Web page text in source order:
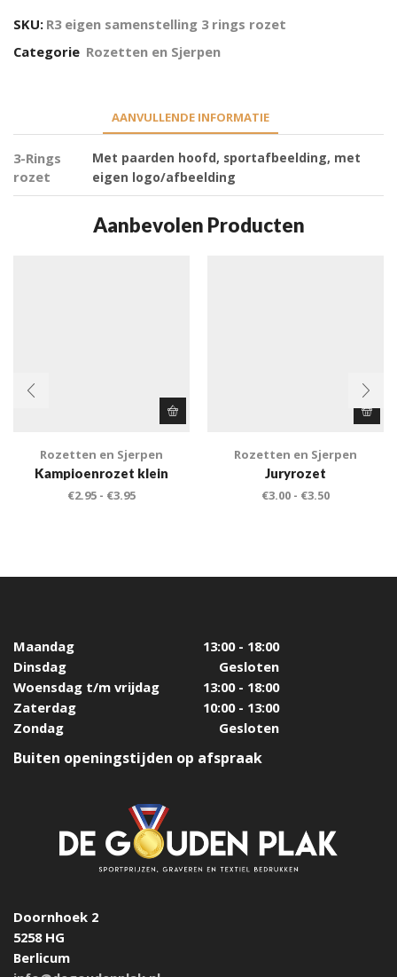
SKU: R3 eigen samenstelling 3 rings rozet
Categorie Rozetten en Sjerpen
AANVULLENDE INFORMATIE
3-Rings
rozet
Met paarden hoofd, sportafbeelding, met
eigen logo/afbeelding
Aanbevolen Producten
Rozetten en Sjerpen
Kampioenrozet klein
€2.95 - €3.95
Rozetten en Sjerpen
Juryrozet
€3.00 - €3.50
Maandag
13:00 - 18:00
Dinsdag
Gesloten
Woensdag t/m vrijdag
13:00 - 18:00
Zaterdag
10:00 - 13:00
Zondag
Gesloten
Buiten openingstijden op afspraak
Doornhoek 2
5258 HG
Berlicum